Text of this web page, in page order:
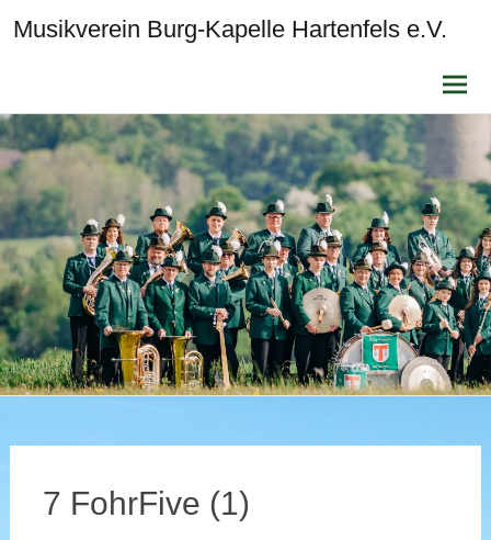
Musikverein Burg-Kapelle Hartenfels e.V.
Inhalt
7 FohrFive (1)